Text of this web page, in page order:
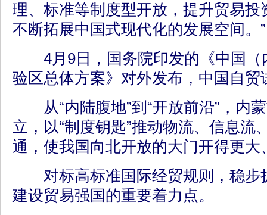
理、标准等制度型开放，提升贸易投
不断拓展中国式现代化的发展空间。”
4月9日，国务院印发的《中国（
验区总体方案》对外发布，中国自贸
从“内陆腹地”到“开放前沿”，内
立，以“制度钥匙”推动物流、信息流
通，使我国向北开放的大门开得更大
对标高标准国际经贸规则，稳步
建设贸易强国的重要着力点。